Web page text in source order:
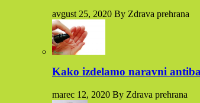
avgust 25, 2020 By Zdrava prehrana
Kako izdelamo naravni
marec 12, 2020 By Zdrava prehrana